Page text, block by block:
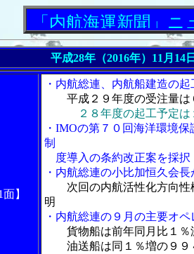
航海運新聞」ニュー
平成28年（2016年） 11月14
】
・内航総連、内航船建造の
平成２９年度の受注量は
２８年度の起工予定
・IMOの第７０回海洋環境
制
度導入の条約改正案を採択
・内航総連の小比加恒久会
次回の内航活性化方向
明
・内航総連の９月の主要オ
貨物船は前年同月比１
油送船は同１％増の９９